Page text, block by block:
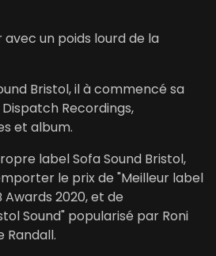
un poids lourd de la
Bristol, il à commencé sa
Recordings,
et album.
label Sofa Sound Bristol,
le prix de "Meilleur label
2020, et de
Sound" popularisé par Roni
Randall.